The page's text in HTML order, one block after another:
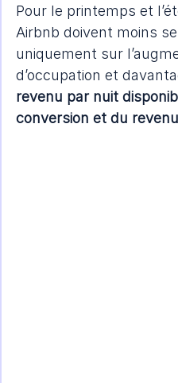
Pour le printemps et
Airbnb doivent moins
uniquement sur
d’occupation et
revenu par nuit
conversion et du